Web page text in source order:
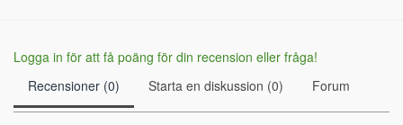
Logga in för att få poäng för din recension eller fråga!
Recensioner (0)
Starta en diskussion (0) Forum